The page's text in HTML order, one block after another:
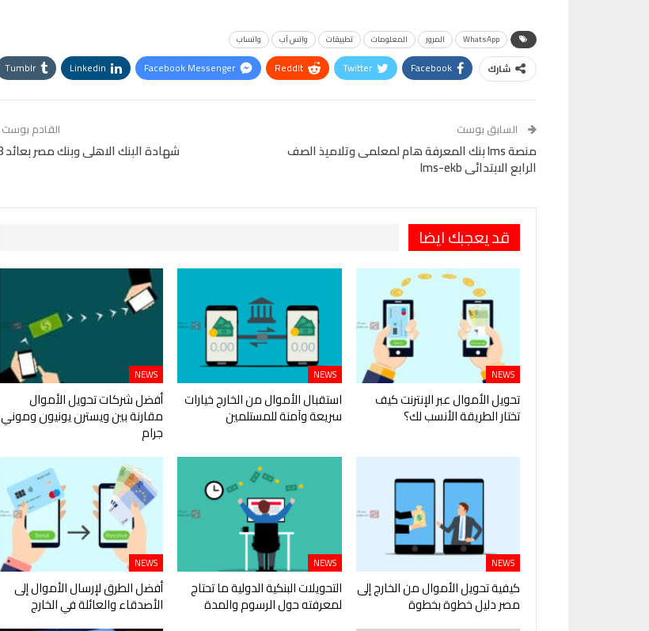
WhatsApp المرور المعلومات تطبيقات واتس آب واتساب
شارك Facebook
Twitter
ReddIt
Facebook Messenger
Linkedin
Tumblr
OK.ru
السابق بوست
منصة lms بنك المعرفة هام لمعلمى وتلاميذ الصف
الرابع الابتدائى lms-ekb
القادم بوست
شهادة البنك الاهلى وبنك مصر بعائد 18%
قد يعجبك ايضا
NEWS
تحويل الأموال عبر الإنترنت كيف
تختار الطريقة الأنسب لك؟
NEWS
استقبال الأموال من الخارج خيارات
سريعة وآمنة للمستلمين
NEWS
أفضل شركات تحويل الأموال
مقارنة بين ويسترن يونيون وموني
جرام
NEWS
كيفية تحويل الأموال من الخارج إلى
مصر دليل خطوة بخطوة
NEWS
التحويلات البنكية الدولية ما تحتاج
لمعرفته حول الرسوم والمدة
NEWS
أفضل الطرق لإرسال الأموال إلى
الأصدقاء والعائلة في الخارج